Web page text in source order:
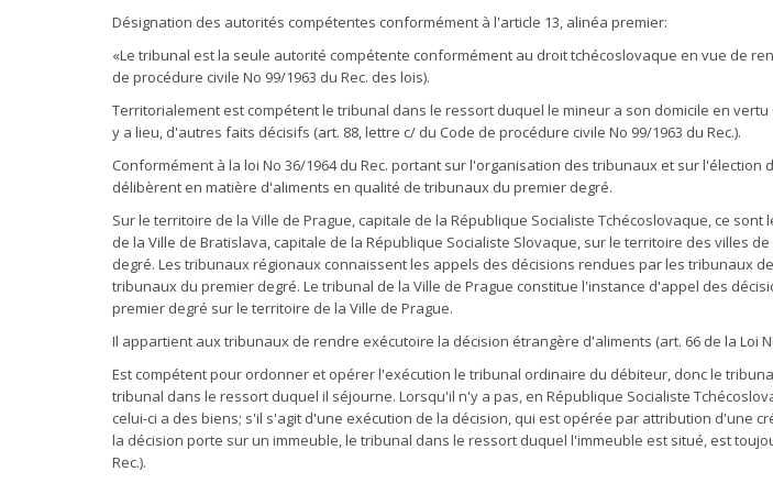
Désignation des autorités compétentes conformément à l'article 13, alinéa premier:
«Le tribunal est la seule autorité compétente conformément au droit tchécoslovaque en vue de
de procédure civile No 99/1963 du Rec. des lois).
Territorialement est compétent le tribunal dans le ressort duquel le mineur a son domicile en
y a lieu, d'autres faits décisifs (art. 88, lettre c/ du Code de procédure civile No 99/1963 du Rec.).
Conformément à la loi No 36/1964 du Rec. portant sur l'organisation des tribunaux et sur
délibèrent en matière d'aliments en qualité de tribunaux du premier degré.
Sur le territoire de la Ville de Prague, capitale de la République Socialiste Tchécoslovaque, ce
de la Ville de Bratislava, capitale de la République Socialiste Slovaque, sur le territoire des villes
degré. Les tribunaux régionaux connaissent les appels des décisions rendues par les tribunaux
tribunaux du premier degré. Le tribunal de la Ville de Prague constitue l'instance d'appel des
premier degré sur le territoire de la Ville de Prague.
Il appartient aux tribunaux de rendre exécutoire la décision étrangère d'aliments (art. 66 de la Loi
Est compétent pour ordonner et opérer l'exécution le tribunal ordinaire du débiteur, donc le
tribunal dans le ressort duquel il séjourne. Lorsqu'il n'y a pas, en République Socialiste
celui-ci a des biens; s'il s'agit d'une exécution de la décision, qui est opérée par attribution d'une
la décision porte sur un immeuble, le tribunal dans le ressort duquel l'immeuble est situé, est
Rec.).